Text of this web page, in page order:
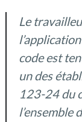
Le
code est
un des
123-24 du
l’ensemble